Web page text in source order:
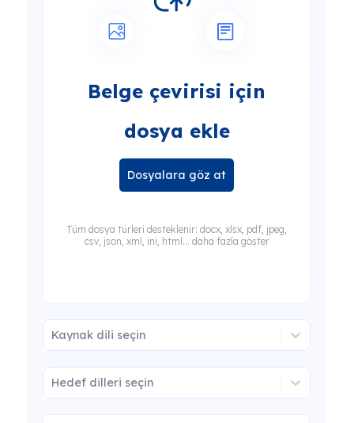
Belge çevirisi için
dosya ekle
Dosyalara göz at
Tüm dosya türleri desteklenir: docx, xlsx, pdf, jpeg,
csv, json, xml, ini, html... daha fazla göster
Kaynak dili seçin
Hedef dilleri seçin